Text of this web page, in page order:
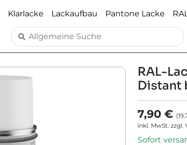
Klarlacke Lackaufbau Pantone Lacke
RAL-
Distant
7,90 € (
inkl. MwSt. zzgl.
Sofort